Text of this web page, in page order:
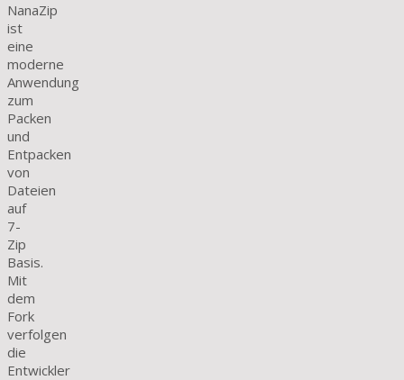
NanaZip
ist
eine
moderne
Anwendung
zum
Packen
und
Entpacken
von
Dateien
auf
7-
Zip
Basis.
Mit
dem
Fork
verfolgen
die
Entwickler